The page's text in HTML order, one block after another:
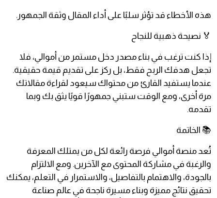
هذه الأخطاء قد تؤثر سلبًا على أداء المقال وثقة الجمهور.
🏅 نصيحة ذهبية للنجاح
إذا كنت ترغب في بناء مصدر دخل مستمر من أموالي، فلا
تجعل هدفك الربح فقط، بل ركز على تقديم قيمة حقيقية.
عندما يستفيد القارئ من محتواك سيعود لقراءة مقالاتك
مرة أخرى، ومع الوقت ستبني جمهورًا قويًا يثق بك وبما
تقدمه.
📚 الخاتمة
تُعد منصة أموالي فرصة رائعة لكل من يمتلك المعرفة
والرغبة في مشاركة المحتوى مع الآخرين. ومع الالتزام
بالجودة، والاهتمام بالتفاصيل، والاستمرار في التعلم، يمكنك
تحقيق نتائج مميزة وبناء مسيرة ناجحة في عالم صناعة